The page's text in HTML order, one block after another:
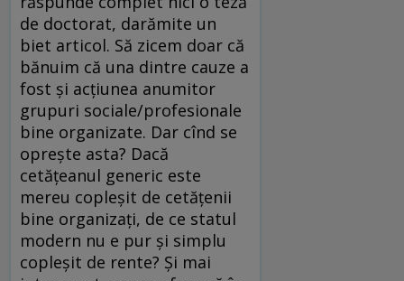
de doctorat, darămite un
biet articol. Să zicem doar că
bănuim că una dintre cauze a
fost şi acţiunea anumitor
grupuri sociale/profesionale
bine organizate. Dar cînd se
opreşte asta? Dacă
cetăţeanul generic este
mereu copleşit de cetăţenii
bine organizaţi, de ce statul
modern nu e pur şi simplu
copleşit de rente? Şi mai